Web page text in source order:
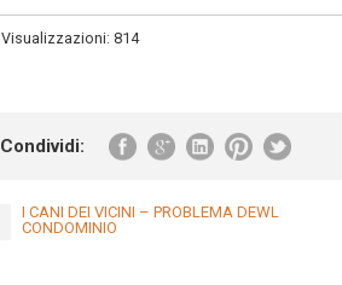
Visualizzazioni: 814
Condividi:
I CANI DEI VICINI – PROBLEMA DEWL
CONDOMINIO